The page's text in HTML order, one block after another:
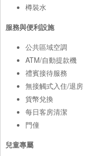
樽裝水
服務與便利設施
公共區域空調
ATM/自動提款機
禮賓接待服務
無接觸式入住/退房
貨幣兌換
每日客房清潔
門僮
兒童專屬